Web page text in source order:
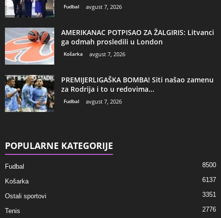
Fudbal avgust 7, 2026
AMERIKANAC POTPISAO ZA ŽALGIRIS: Litvanci
ga odmah prosledili u London
Košarka avgust 7, 2026
PREMIJERLIGAŠKA BOMBA! Siti našao zamenu
za Rodrija i to u redovima...
Fudbal avgust 7, 2026
POPULARNE KATEGORIJE
Fudbal 8500
Košarka 6137
Ostali sportovi 3351
Tenis 2776